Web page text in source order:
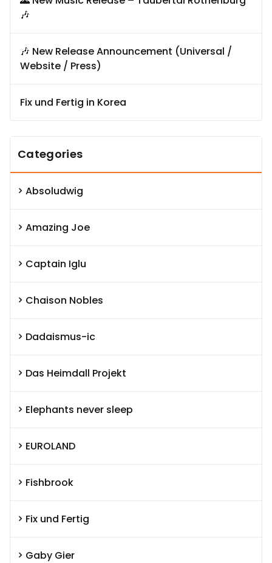
🎶
🎶 New Release Announcement (Universal /
Website / Press)
Fix und Fertig in Korea
Categories
Absoludwig
Amazing Joe
Captain Iglu
Chaison Nobles
Dadaismus-ic
Das Heimdall Projekt
Elephants never sleep
EUROLAND
Fishbrook
Fix und Fertig
Gaby Gier